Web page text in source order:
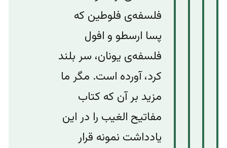
فلسفه‌ی فلوطین که
پسا ارسطو و افول
فلسفه‌ی یونان، سر بلند
کرد، آورده است. مگر ما
مزید بر آن که کتاب
مفاتیح الغیب را در این
یادداشت نمونه قرار